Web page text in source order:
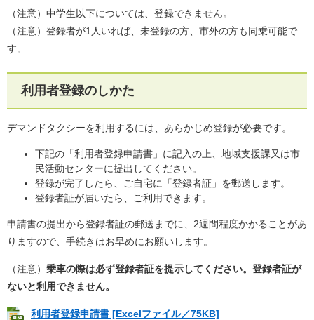
（注意）中学生以下については、登録できません。
（注意）登録者が1人いれば、未登録の方、市外の方も同乗可能で
す。
利用者登録のしかた
デマンドタクシーを利用するには、あらかじめ登録が必要です。
下記の「利用者登録申請書」に記入の上、地域支援課又は市
民活動センターに提出してください。
登録が完了したら、ご自宅に「登録者証」を郵送します。
登録者証が届いたら、ご利用できます。
申請書の提出から登録者証の郵送までに、2週間程度かかることがあ
りますので、手続きはお早めにお願いします。
（注意） 乗車の際は必ず登録者証を提示してください。登録者証が
ないと利用できません。
利用者登録申請書 [Excelファイル／75KB]